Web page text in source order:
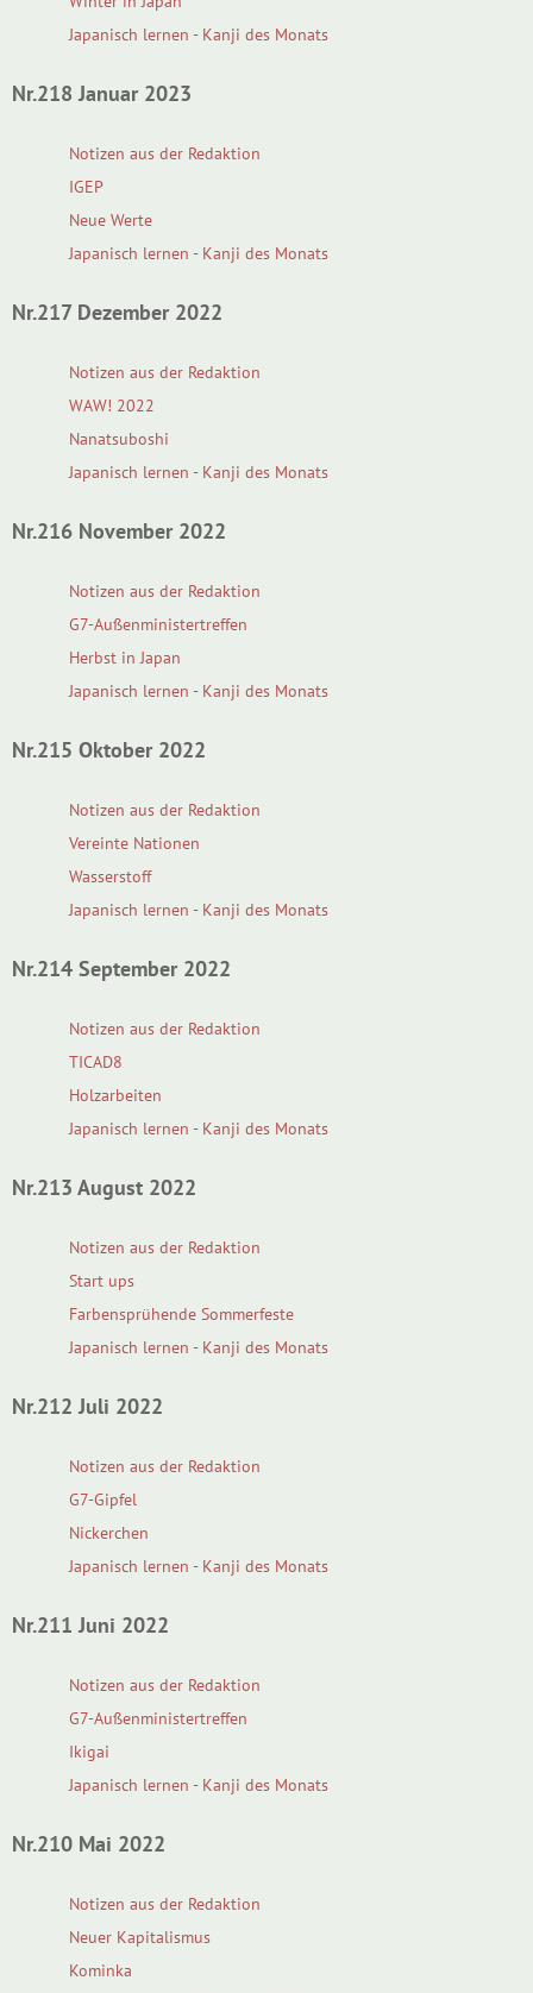
Japanisch lernen - Kanji des Monats
Nr.218 Januar 2023
Notizen aus der Redaktion
IGEP
Neue Werte
Japanisch lernen - Kanji des Monats
Nr.217 Dezember 2022
Notizen aus der Redaktion
WAW! 2022
Nanatsuboshi
Japanisch lernen - Kanji des Monats
Nr.216 November 2022
Notizen aus der Redaktion
G7-Außenministertreffen
Herbst in Japan
Japanisch lernen - Kanji des Monats
Nr.215 Oktober 2022
Notizen aus der Redaktion
Vereinte Nationen
Wasserstoff
Japanisch lernen - Kanji des Monats
Nr.214 September 2022
Notizen aus der Redaktion
TICAD8
Holzarbeiten
Japanisch lernen - Kanji des Monats
Nr.213 August 2022
Notizen aus der Redaktion
Start ups
Farbensprühende Sommerfeste
Japanisch lernen - Kanji des Monats
Nr.212 Juli 2022
Notizen aus der Redaktion
G7-Gipfel
Nickerchen
Japanisch lernen - Kanji des Monats
Nr.211 Juni 2022
Notizen aus der Redaktion
G7-Außenministertreffen
Ikigai
Japanisch lernen - Kanji des Monats
Nr.210 Mai 2022
Notizen aus der Redaktion
Neuer Kapitalismus
Kominka